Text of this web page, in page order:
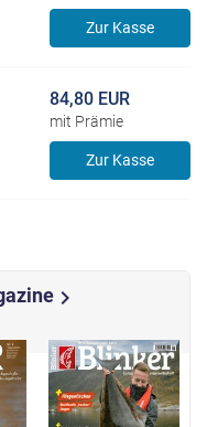
Zur Kasse
84,80 EUR
mit Prämie
Zur Kasse
chevron_right